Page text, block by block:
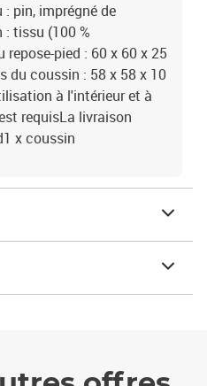
pin, imprégné de
tissu (100 %
pied : 60 x 60 x 25
du coussin : 58 x 58 x 10
à l'intérieur et à
requisLa livraison
x coussin